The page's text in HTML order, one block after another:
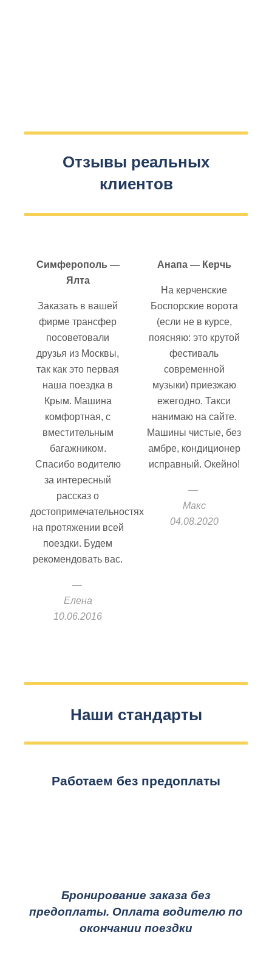
Отзывы реальных
клиентов
Симферополь —
Ялта
Заказать в вашей
фирме трансфер
посоветовали
друзья из Москвы,
так как это первая
наша поездка в
Крым. Машина
комфортная, с
вместительным
багажником.
Спасибо водителю
за интересный
рассказ о
достопримечательностях
на протяжении всей
поездки. Будем
рекомендовать вас.
Елена
10.06.2016
Анапа — Керчь
На керченские
Боспорские ворота
(если не в курсе,
поясняю: это крутой
фестиваль
современной
музыки) приезжаю
ежегодно. Такси
нанимаю на сайте.
Машины чистые, без
амбре, кондиционер
исправный. Окейно!
Макс
04.08.2020
Наши стандарты
Работаем без предоплаты
Бронирование заказа без
предоплаты. Оплата водителю по
окончании поездки